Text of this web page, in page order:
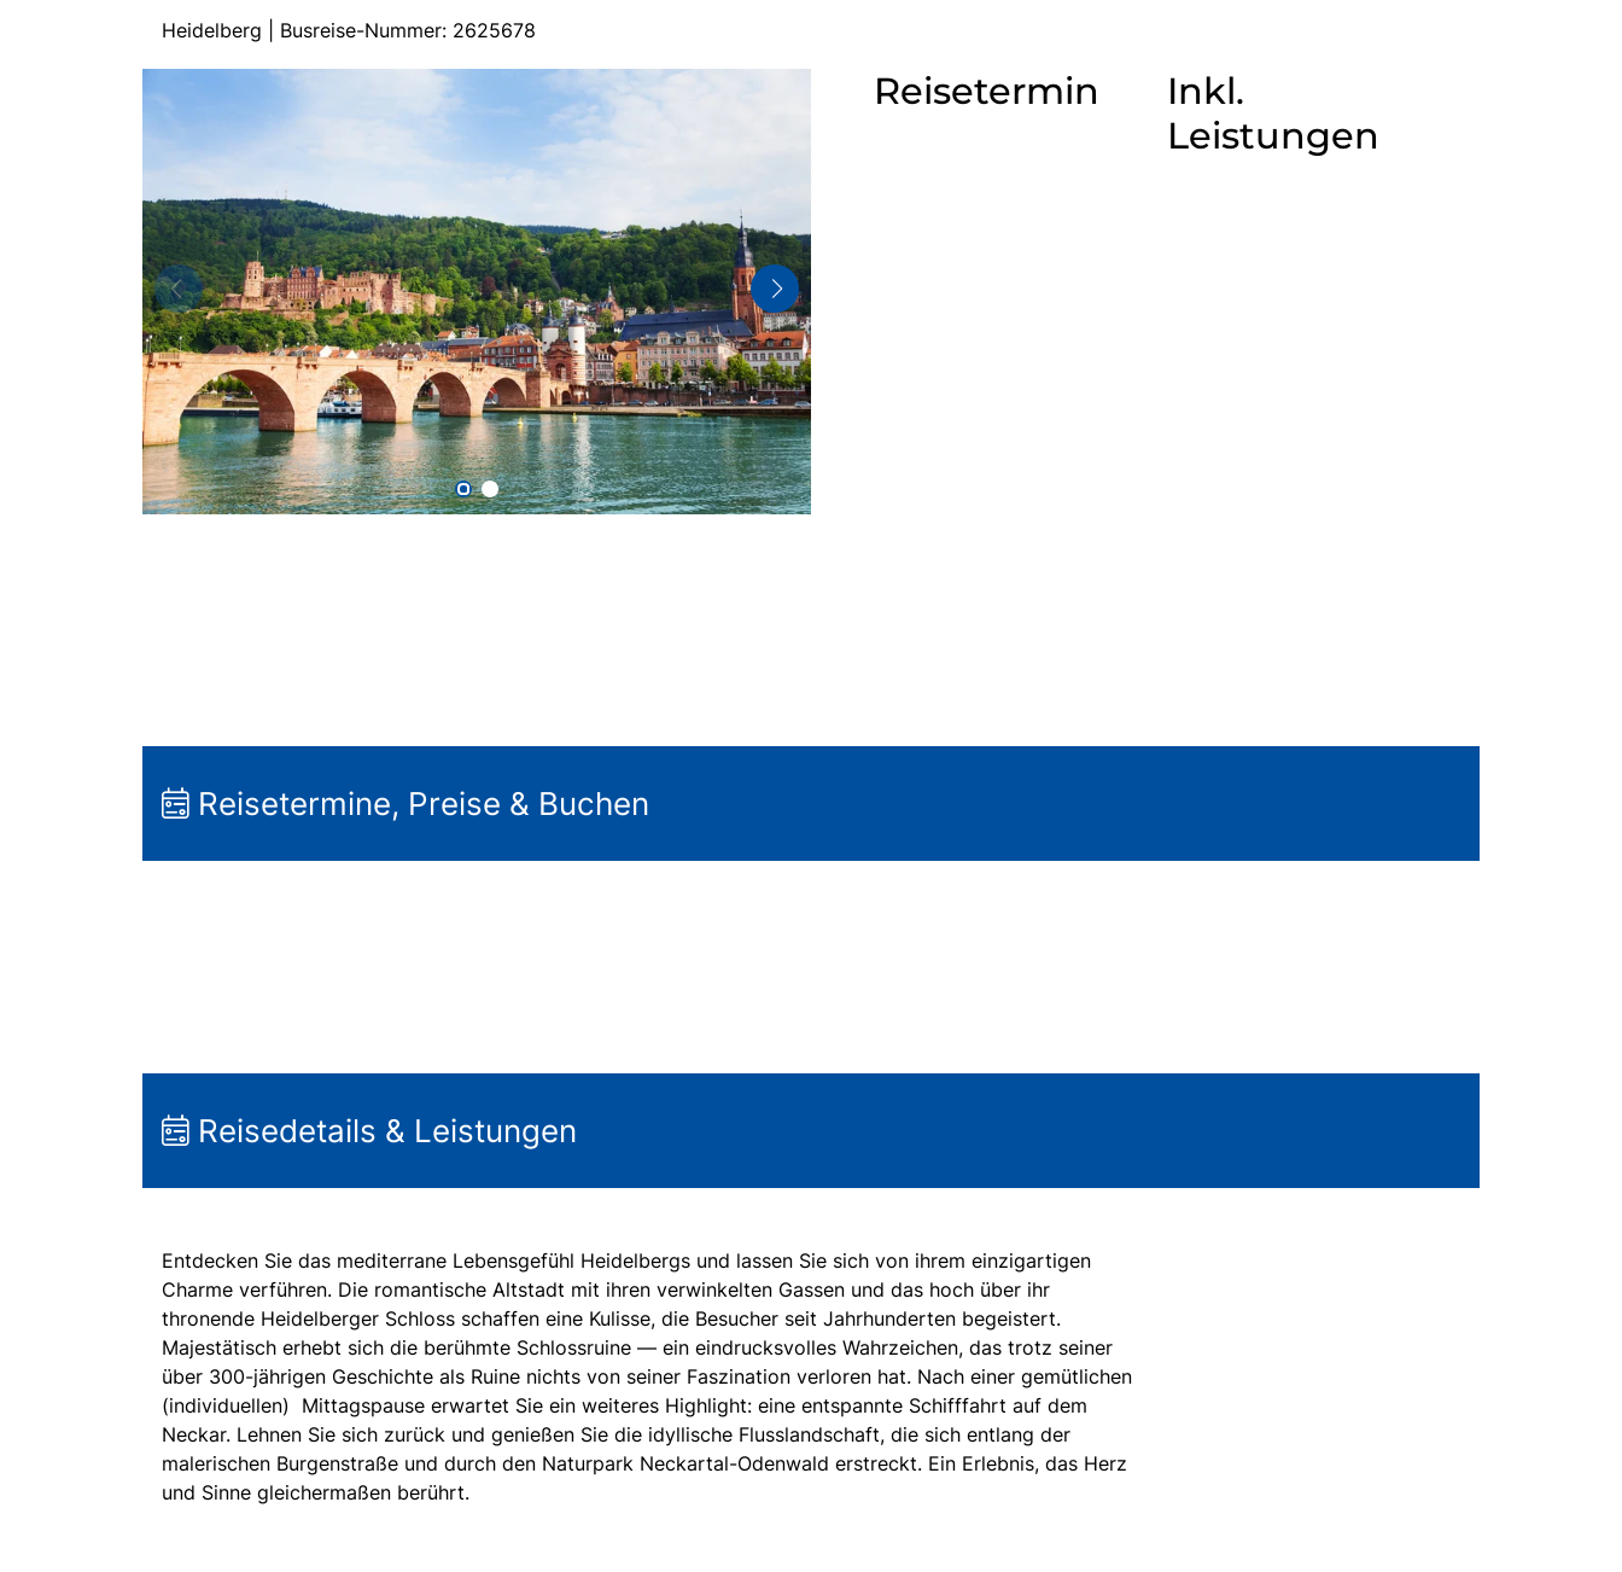
Heidelberg | Busreise-Nummer: 2625678
Reisetermin
Inkl.
Leistungen
Reisetermine, Preise & Buchen
Reisedetails & Leistungen
Entdecken Sie das mediterrane Lebensgefühl Heidelbergs und lassen Sie sich von ihrem einzigartigen
Charme verführen. Die romantische Altstadt mit ihren verwinkelten Gassen und das hoch über ihr
thronende Heidelberger Schloss schaffen eine Kulisse, die Besucher seit Jahrhunderten begeistert.
Majestätisch erhebt sich die berühmte Schlossruine — ein eindrucksvolles Wahrzeichen, das trotz seiner
über 300-jährigen Geschichte als Ruine nichts von seiner Faszination verloren hat. Nach einer gemütlichen
(individuellen) Mittagspause erwartet Sie ein weiteres Highlight: eine entspannte Schifffahrt auf dem
Neckar. Lehnen Sie sich zurück und genießen Sie die idyllische Flusslandschaft, die sich entlang der
malerischen Burgenstraße und durch den Naturpark Neckartal-Odenwald erstreckt. Ein Erlebnis, das Herz
und Sinne gleichermaßen berührt.